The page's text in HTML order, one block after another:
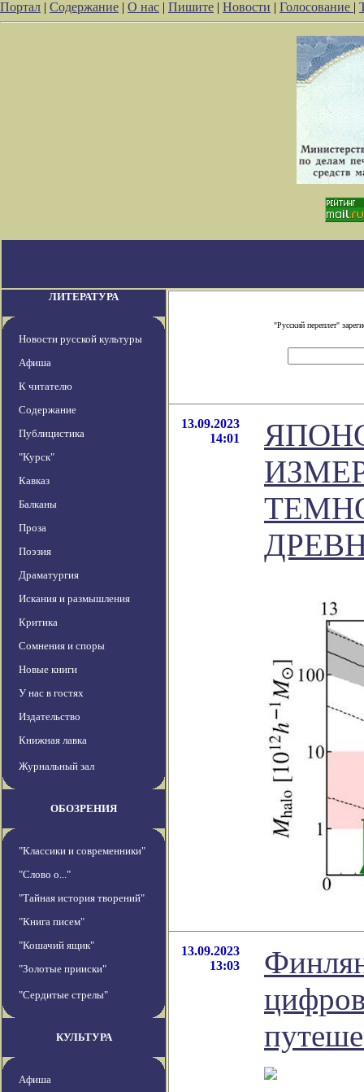
Портал | Содержание | О нас | Пишите | Новости | Голосование |
ЛИТЕРАТУРА
Новости русской культуры
Афиша
К читателю
Содержание
Публицистика
"Курск"
Кавказ
Балканы
Проза
Поэзия
Драматургия
Искания и размышления
Критика
Сомнения и споры
Новые книги
У нас в гостях
Издательство
Книжная лавка
Журнальный зал
ОБОЗРЕНИЯ
"Классики и современники"
"Слово о..."
"Тайная история творений"
"Книга писем"
"Кошачий ящик"
"Золотые прииски"
"Сердитые стрелы"
КУЛЬТУРА
Афиша
"Русский переплет"
13.09.2023
14:01
13.09.2023
13:03